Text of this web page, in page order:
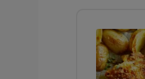
Fiber:
-
5,5 g